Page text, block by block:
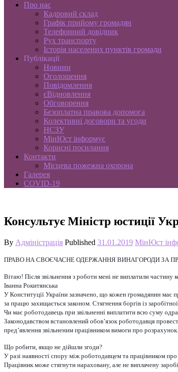
Про нас
Кадровий склад
Графік прийому громадян
Телефонний довідник
Рух транспорту
Історія населених пунктів громади
Публікації
Новини
Оголошення
Повідомлення
єВідновлення
Обговорення
Безоплатна правова допомога
Колективні договори та угоди
НСЗУ
МінЮст інформує
Корисні посилання
Контакти
Місцева пожежна охорона
Галерея
COVID-19
Консультує Міністр юстиції
By Адміністрація Published 31.01.2019 МінЮст
ПРАВО НА СВОЄЧАСНЕ ОДЕРЖАННЯ ВИНАГОРОДИ ЗА
Вітаю! Після звільнення з роботи мені не виплатили частину
Іванна Рокитянська
У Конституції України зазначено, що кожен громадянин має
за працю захищається законом. Стягнення боргів із
Чи має роботодавець при звільненні виплатити всю суму
Законодавством встановлений обов’язок роботодавця
пред’явлення звільненим працівником вимоги про розрахунок.
Що робити, якщо не дійшли згоди?
У разі наявності спору між роботодавцем та працівником
Працівник може стягнути нараховану, але не виплачену